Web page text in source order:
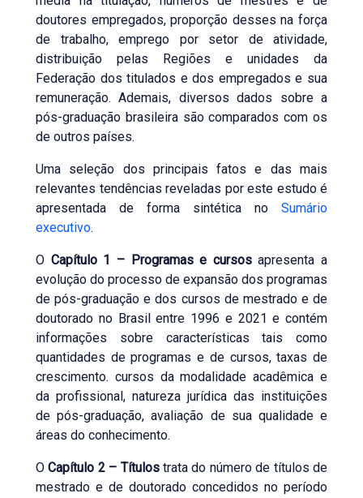
doutores empregados, proporção desses na força
de trabalho, emprego por setor de atividade,
distribuição pelas Regiões e unidades da
Federação dos titulados e dos empregados e sua
remuneração. Ademais, diversos dados sobre a
pós-graduação brasileira são comparados com os
de outros países.
Uma seleção dos principais fatos e das mais
relevantes tendências reveladas por este estudo é
apresentada de forma sintética no Sumário
executivo.
O Capítulo 1 – Programas e cursosapresenta a
evolução do processo de expansão dos programas
de pós-graduação e dos cursos de mestrado e de
doutorado no Brasil entre 1996 e 2021 e contém
informações sobre características tais como
quantidades de programas e de cursos, taxas de
crescimento. cursos da modalidade acadêmica e
da profissional, natureza jurídica das instituições
de pós-graduação, avaliação de sua qualidade e
áreas do conhecimento.
OCapítulo 2 – Títulostrata do número de títulos de
mestrado e de doutorado concedidos no período